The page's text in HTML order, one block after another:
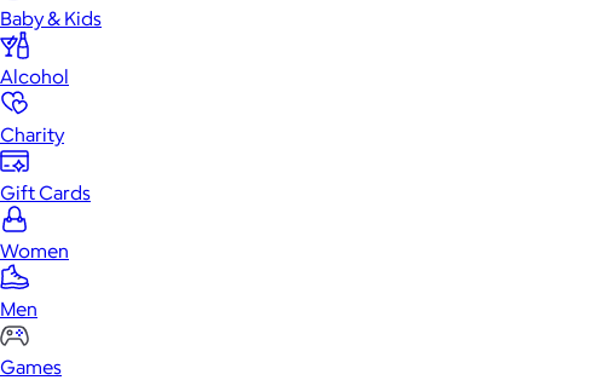
Baby & Kids
Alcohol
Charity
Gift Cards
Women
Men
Games